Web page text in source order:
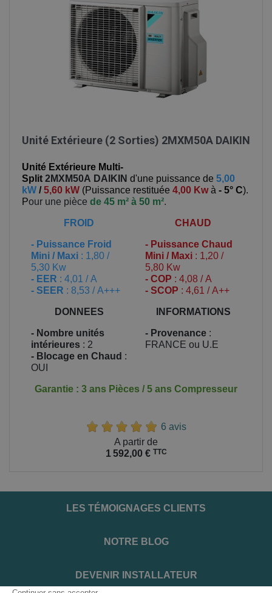
Unité Extérieure (2 Sorties) 2MXM50A DAIKIN
Unité Extérieure Multi-
Split 2MXM50A DAIKIN d'une puissance de 5,00
kW /5,60 kW (Puissance restituée 4,00 Kwà - 5° C).
Pour une pièce de 45 m² à 50 m².
FROID
- Puissance Froid
Mini / Maxi : 1,80 /
5,30 Kw
- EER : 4,01 / A
- SEER : 8,53 / A+++
CHAUD
- Puissance Chaud
Mini / Maxi : 1,20 /
5,80 Kw
- COP : 4,08 / A
- SCOP : 4,61 / A++
DONNEES
- Nombre unités
intérieures : 2
- Blocage en Chaud :
OUI
INFORMATIONS
- Provenance :
FRANCE ou U.E
Garantie : 3 ans Pièces / 5 ans Compresseur
6 avis
A partir de
1 592,00 € TTC
LES TÉMOIGNAGES CLIENTS
NOTRE BLOG
DEVENIR INSTALLATEUR